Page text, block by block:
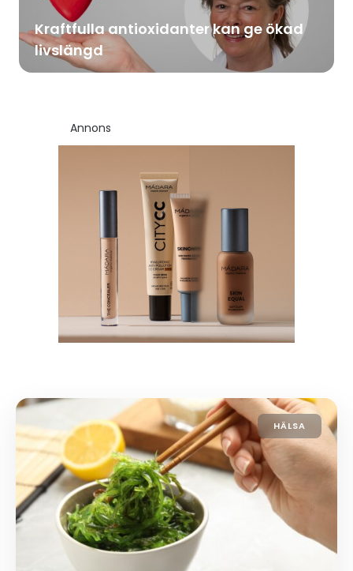
Kraftfulla antioxidanter kan ge ökad
livslängd
Annons
HÄLSA